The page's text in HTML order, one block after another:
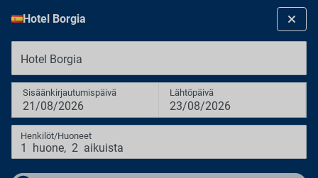
Hotel Borgia
Hotel Borgia
Sisäänkirjautumispäivä
21/08/2026
Lähtöpäivä
23/08/2026
Henkilöt/Huoneet
1 huone, 2 aikuista